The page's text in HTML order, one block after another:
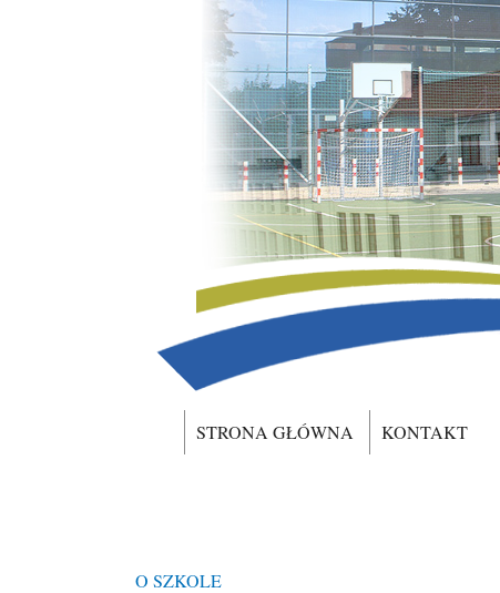
STRONA GŁÓWNA KONTAKT
O SZKOLE